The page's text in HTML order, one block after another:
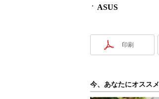
ASUS
印刷
今、あなたにオススメ